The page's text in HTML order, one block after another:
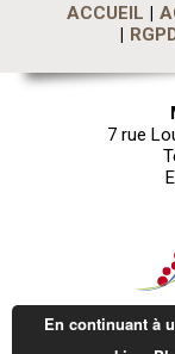
ACCUEIL
7 rue
En continuant à